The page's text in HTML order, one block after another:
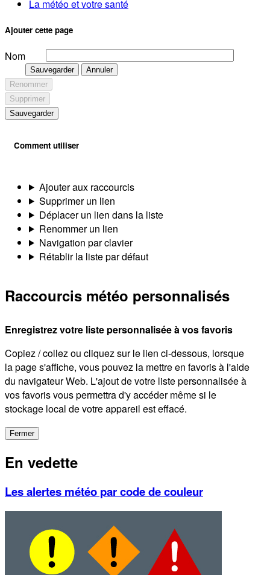
La météo et votre santé
Ajouter cette page
Nom
Sauvegarder
Annuler
Renommer
Supprimer
Sauvegarder
Comment utiliser
Ajouter aux raccourcis
Supprimer un lien
Déplacer un lien dans la liste
Renommer un lien
Navigation par clavier
Rétablir la liste par défaut
Raccourcis météo personnalisés
Enregistrez votre liste personnalisée à vos favoris
Copiez / collez ou cliquez sur le lien ci-dessous, lorsque
la page s'affiche, vous pouvez la mettre en favoris à l'aide
du navigateur Web. L'ajout de votre liste personnalisée à
vos favoris vous permettra d'y accéder même si le
stockage local de votre appareil est effacé.
Fermer
En vedette
Les alertes météo par code de couleur